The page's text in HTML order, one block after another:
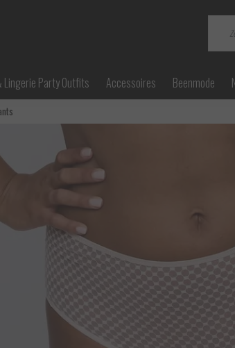
Lingerie Party Outfits Accessoires Beenmode